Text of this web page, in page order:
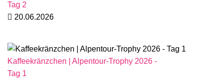
Tag 2
20.06.2026
Kaffeekränzchen | Alpentour-Trophy 2026 -
Tag 1